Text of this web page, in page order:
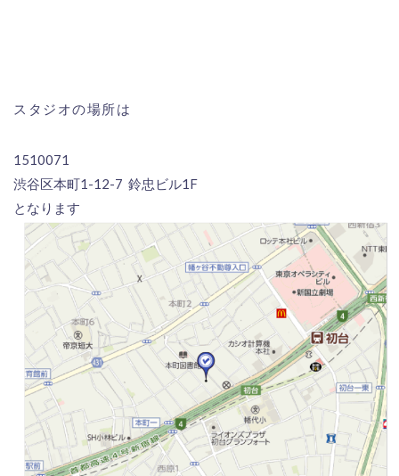
スタジオの場所は
1510071
渋谷区本町1-12-7 鈴忠ビル1F
となります